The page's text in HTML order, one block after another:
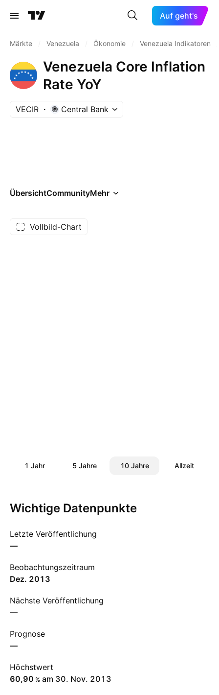
Auf geht's
Märkte Venezuela Ökonomie Venezuela Indikatoren
Venezuela Core Inflation
Rate YoY
VECIR Central Bank
ÜbersichtCommunityMehr
Vollbild-Chart
1 Jahr 5 Jahre 10 Jahre Allzeit
Wichtige Datenpunkte
Letzte Veröffentlichung
—
Beobachtungszeitraum
Dez. 2013
Nächste Veröffentlichung
—
Prognose
—
Höchstwert
60,90 % am 30. Nov. 2013